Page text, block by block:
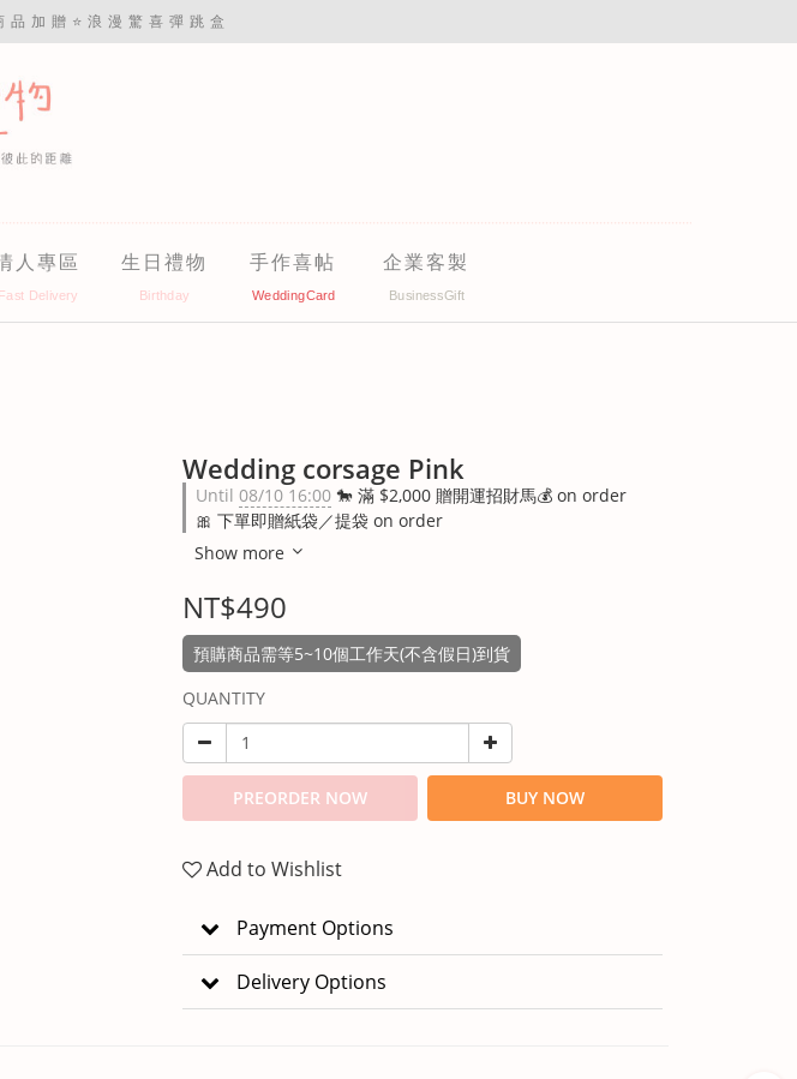
加贈⭐浪漫驚喜彈跳盒
人專區 生日禮物 手作喜帖 企業客製
Wedding corsage Pink
Until 08/10 16:00 🐎 滿 $2,000 贈開運招財馬💰 on order
🎀 下單即贈紙袋／提袋 on order
Show more
NT$490
預購商品需等5~10個工作天(不含假日)到貨
QUANTITY
PREORDER NOW BUY NOW
Add to Wishlist
Payment Options
Delivery Options